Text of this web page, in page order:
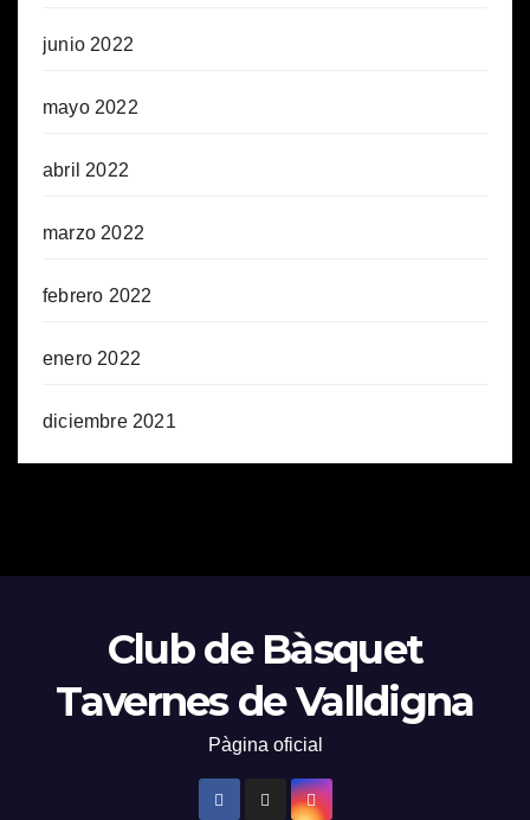
junio 2022
mayo 2022
abril 2022
marzo 2022
febrero 2022
enero 2022
diciembre 2021
Club de Bàsquet
Tavernes de Valldigna
Pàgina oficial